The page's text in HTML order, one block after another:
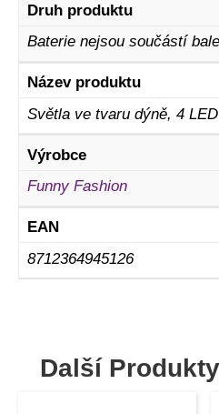
Druh produktu
Baterie nejsou součástí
Název produktu
Světla ve tvaru dýně, 4 LED
Výrobce
Funny Fashion
EAN
8712364945126
Další